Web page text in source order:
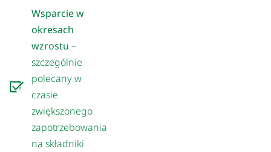
Wsparcie w
okresach
wzrostu –
szczególnie
polecany w
czasie
zwiększonego
zapotrzebowania
na składniki